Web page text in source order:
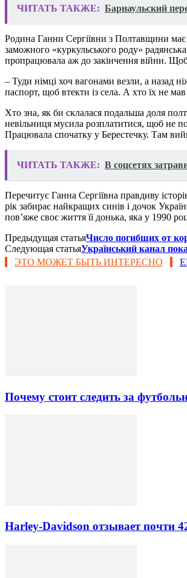
ЧИТАТЬ ТАКЖЕ: Барнаульский
Родина Ганни Сергіївни з Полтавщини має
заможного «куркульського роду»
пропрацювала аж до закінчення війни.
– Туди німці хоч вагонами везли, а назад
паспорт, щоб втекти із села. А хто їх не
Хто зна, як би склалася подальша доля
невільниця мусила розплатитися, щоб не
Працювала спочатку у Берестечку. Там
ЧИТАТЬ ТАКЖЕ: В соцсетях
Перечитує Ганна Сергіївна правдиву
рік забирає найкращих синів і дочок
пов’яже своє життя її донька, яка у 1990
Предыдущая статьяЧисло погибших от
Следующая статьяУкраїнський канал
ЭТО МОЖЕТ БЫТЬ ИНТЕРЕСНО
Почему стоит следить за
Harley-Davidson отзывает почти